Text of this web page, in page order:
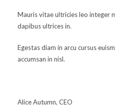
Mauris vitae ultricies leo integer
dapibus ultrices in.
Egestas diam in arcu cursus
accumsan in nisl.
Alice Autumn, CEO